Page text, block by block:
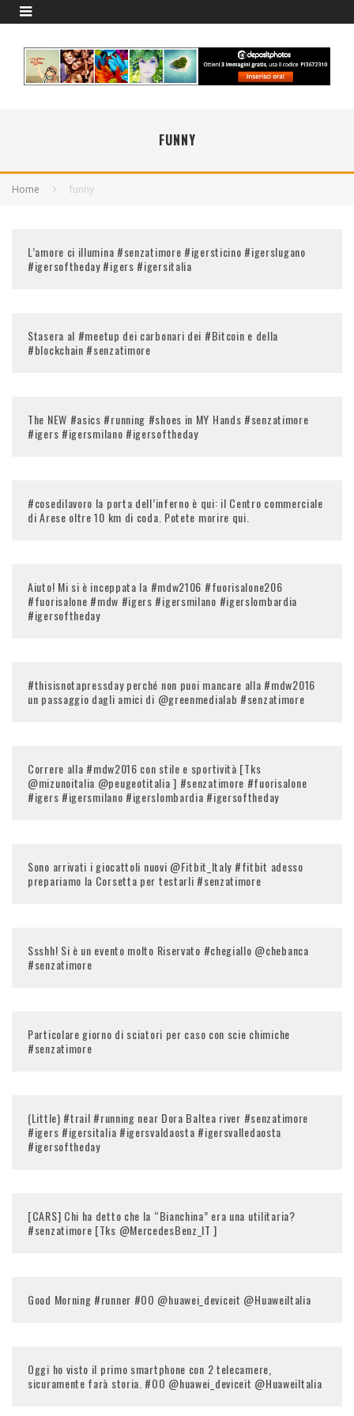
FUNNY
Home funny
L’amore ci illumina #senzatimore #igersticino #igerslugano
#igersoftheday #igers #igersitalia
Stasera al #meetup dei carbonari dei #Bitcoin e della
#blockchain #senzatimore
The NEW #asics #running #shoes in MY Hands #senzatimore
#igers #igersmilano #igersoftheday
#cosedilavoro la porta dell’inferno è qui: il Centro commerciale
di Arese oltre 10 km di coda. Potete morire qui.
Aiuto! Mi si è inceppata la #mdw2106 #fuorisalone206
#fuorisalone #mdw #igers #igersmilano #igerslombardia
#igersoftheday
#thisisnotapressday perché non puoi mancare alla #mdw2016
un passaggio dagli amici di @greenmedialab #senzatimore
Correre alla #mdw2016 con stile e sportività [Tks
@mizunoitalia @peugeotitalia ] #senzatimore #fuorisalone
#igers #igersmilano #igerslombardia #igersoftheday
Sono arrivati i giocattoli nuovi @Fitbit_Italy #fitbit adesso
prepariamo la Corsetta per testarli #senzatimore
Ssshh! Si è un evento molto Riservato #chegiallo @chebanca
#senzatimore
Particolare giorno di sciatori per caso con scie chimiche
#senzatimore
(Little) #trail #running near Dora Baltea river #senzatimore
#igers #igersitalia #igersvaldaosta #igersvalledaosta
#igersoftheday
[CARS] Chi ha detto che la “Bianchina” era una utilitaria?
#senzatimore [Tks @MercedesBenz_IT ]
Good Morning #runner #OO @huawei_deviceit @HuaweiItalia
Oggi ho visto il primo smartphone con 2 telecamere,
sicuramente farà storia. #OO @huawei_deviceit @HuaweiItalia